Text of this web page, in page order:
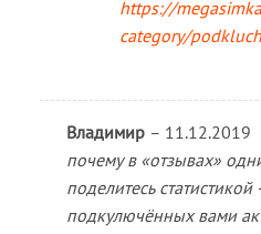
https://
category/
Владимир – 11.12.2019
почему в «отзывах»
поделитесь
подкулючённых вами